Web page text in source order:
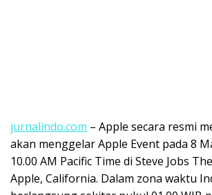
jurnalindo.com – Apple secara resmi
akan menggelar Apple Event pada 8
10.00 AM Pacific Time di Steve Jobs
Apple, California. Dalam zona waktu